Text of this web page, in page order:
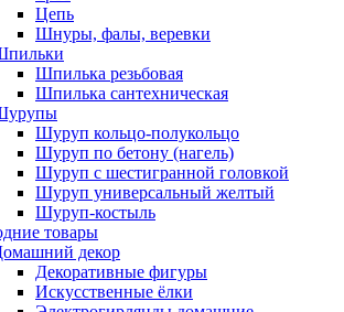
Цепь
Шнуры, фалы, веревки
Шпилька резьбовая
Шпилька сантехническая
Шуруп кольцо-полукольцо
Шуруп по бетону (нагель)
Шуруп с шестигранной головкой
Шуруп универсальный желтый
Шуруп-костыль
товары
декор
Декоративные фигуры
Искусственные ёлки